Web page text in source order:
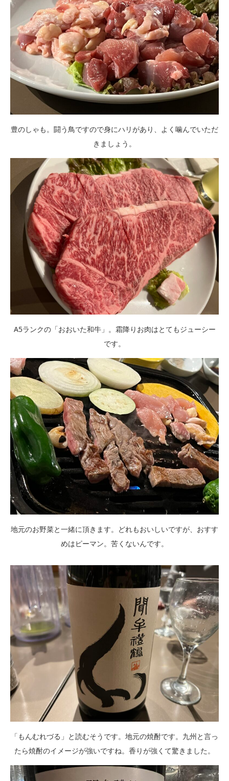
豊のしゃも。闘う鳥ですので身にハリがあり、よく噛んでいただ
きましょう。
A5ランクの「おおいた和牛」。霜降りお肉はとてもジューシー
です。
地元のお野菜と一緒に頂きます。どれもおいしいですが、おすす
めはピーマン。苦くないんです。
「もんむれづる」と読むそうです。地元の焼酎です。九州と言っ
たら焼酎のイメージが強いですね。香りが強くて驚きました。